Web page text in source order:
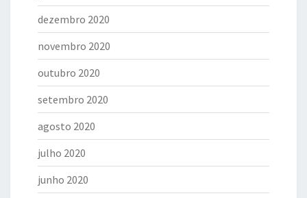
dezembro 2020
novembro 2020
outubro 2020
setembro 2020
agosto 2020
julho 2020
junho 2020